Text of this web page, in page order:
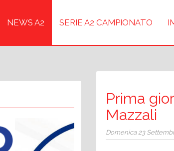
NEWS A2 SERIE A2 CAMPIONATO
Prima
Mazzali
Domenica 23